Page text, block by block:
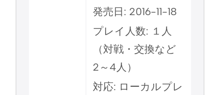
発売日: 2016-11-18
プレイ人数: １人
（対戦・交換など
2～4人）
対応: ローカルプレ